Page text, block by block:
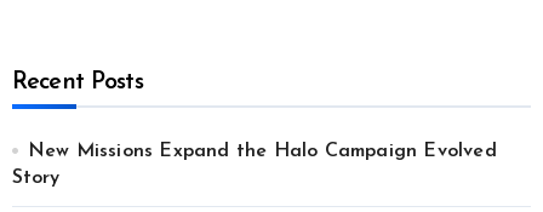
Recent Posts
New Missions Expand the Halo Campaign Evolved
Story